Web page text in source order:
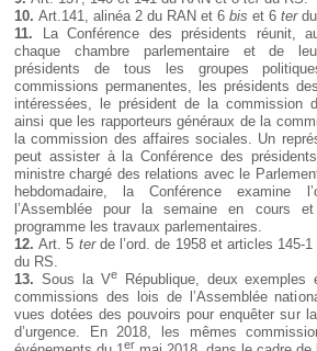
10. Art.141, alinéa 2 du RAN et 6 bis et 6 ter
11.
La Conférence des présidents réunit,
chaque chambre parlementaire et de
présidents de tous les groupes
commissions permanentes, les présidents
intéressées, le président de la commission
ainsi que les rapporteurs généraux de la
la commission des affaires sociales. Un
peut assister à la Conférence des
ministre chargé des relations avec le
hebdomadaire, la Conférence examine
l’Assemblée pour la semaine en cours
programme les travaux parlementaires.
12.Art. 5 terde l’ord. de 1958 et articles 145-
du RS.
13. Sous la VeRépublique, deux exemples
commissions des lois de l’Assemblée
vues dotées des pouvoirs pour enquêter sur
d’urgence. En 2018, les mêmes
er